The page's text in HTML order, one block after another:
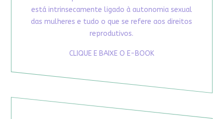
está intrinsecamente ligado à autonomia sexual
das mulheres e tudo o que se refere aos direitos
reprodutivos.
CLIQUE E BAIXE O E-BOOK